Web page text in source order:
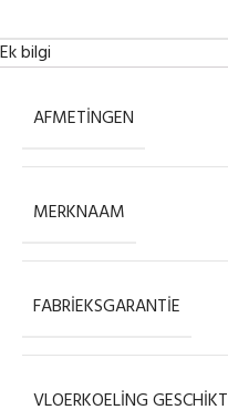
Ek bilgi
AFMETINGEN
MERKNAAM
FABRIEKSGARANTIE
VLOERKOELING GESCHIKT